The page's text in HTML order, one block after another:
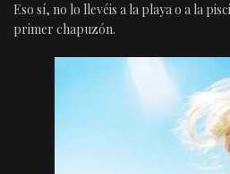
Eso sí, no lo llevéis a la playa o a la
primer chapuzón.